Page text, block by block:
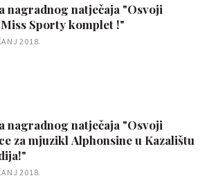
nagradnog natječaja "Osvoji
Sporty komplet !"
2018.
nagradnog natječaja "Osvoji
za mjuzikl Alphonsine u Kazalištu
2018.